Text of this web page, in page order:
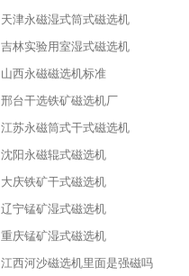
天津永磁湿式筒式磁选机
吉林实验用室湿式磁选机
山西永磁磁选机标准
邢台干选铁矿磁选机厂
江苏永磁筒式干式磁选机
沈阳永磁辊式磁选机
大庆铁矿干式磁选机
辽宁锰矿湿式磁选机
重庆锰矿湿式磁选机
江西河沙磁选机里面是强磁吗